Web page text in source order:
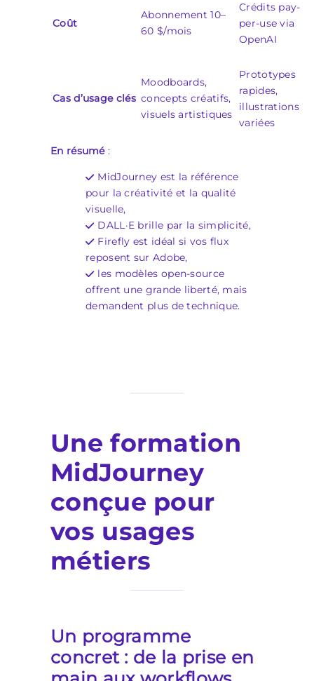
Coût
Abonnement 10–
60 $/mois
Crédits pay-
per-use via
OpenAI
Cas d’usage clés
Moodboards,
concepts créatifs,
visuels artistiques
Prototypes
rapides,
illustrations
variées
En résumé:
MidJourney est la référence
pour la créativité et la qualité
visuelle,
DALL·E brille par la simplicité,
Firefly est idéal si vos flux
reposent sur Adobe,
les modèles open-source
offrent une grande liberté, mais
demandent plus de technique.
Une formation
MidJourney
conçue pour
vos usages
métiers
Un programme
concret : de la prise en